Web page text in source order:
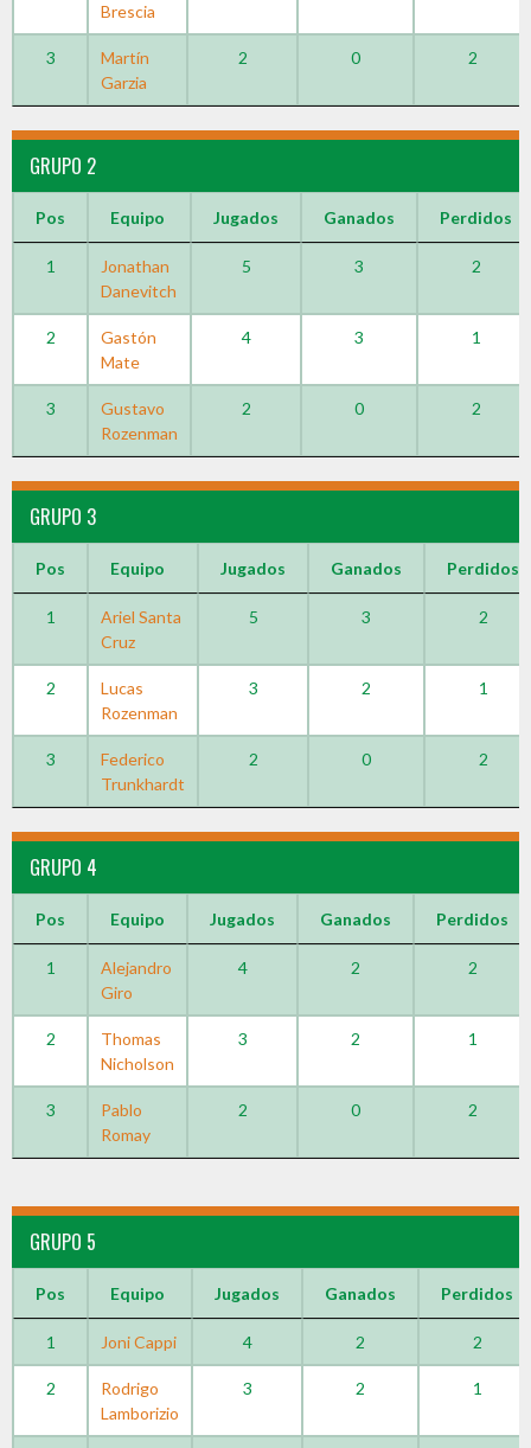
Brescia
3
Martín
Garzia
2 0 2
GRUPO 2
Pos Equipo Jugados Ganados Perdidos
1
Jonathan
Danevitch
5 3 2
2
Gastón
Mate
4 3 1
3
Gustavo
Rozenman
2 0 2
GRUPO 3
Pos Equipo Jugados Ganados Perdidos
1
Ariel Santa
Cruz
5 3 2
2
Lucas
Rozenman
3 2 1
3
Federico
Trunkhardt
2 0 2
GRUPO 4
Pos Equipo Jugados Ganados Perdidos
1
Alejandro
Giro
4 2 2
2
Thomas
Nicholson
3 2 1
3
Pablo
Romay
2 0 2
GRUPO 5
Pos Equipo Jugados Ganados Perdidos
1 Joni Cappi 4 2 2
2
Rodrigo
Lamborizio
3 2 1